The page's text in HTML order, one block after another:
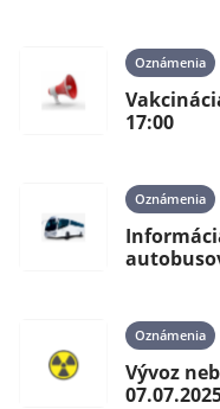
Oznámenia
17:00
Oznámenia
Oznámenia
Vývoz